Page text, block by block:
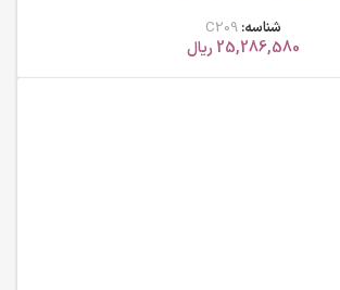
شناسه: C209
25,286,580 ریال